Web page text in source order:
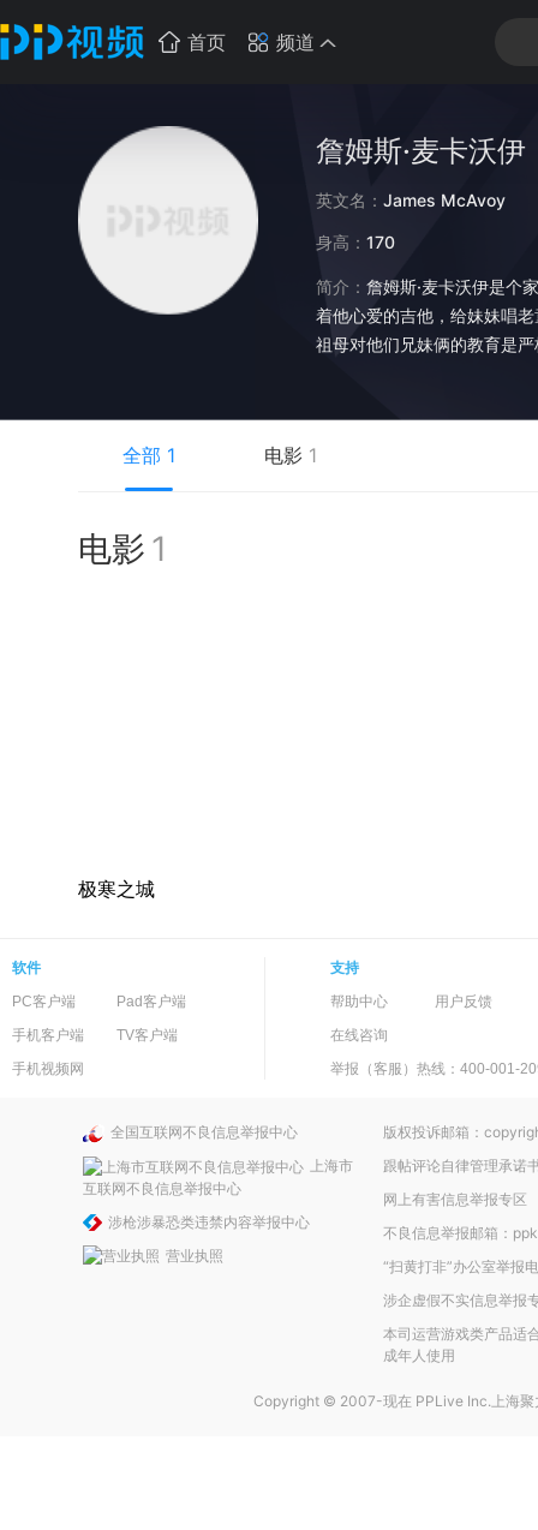
首页 频道
詹姆斯·麦卡沃伊
英文名： James McAvoy
身高： 170
简介： 詹姆斯·麦卡沃伊是个
着他心爱的吉他，给妹妹唱
祖母对他们兄妹俩的教育是
全部 1 电影 1
电影 1
极寒之城
软件
PC客户端
Pad客户端
手机客户端
TV客户端
手机视频网
支持
帮助中心
用户反馈
在线咨询
举报（客服）热线：400-001-
全国互联网不良信息举报中心
上海市
互联网不良信息举报中心
涉枪涉暴恐类违禁内容举报中心
营业执照
版权投诉邮箱：
跟帖评论自律管理承诺
网上有害信息举报专区
不良信息举报邮箱：
“扫黄打非”办公室举报
涉企虚假不实信息举报
本司运营游戏类产品适
成年人使用
Copyright © 2007-现在 PPLive Inc.上海